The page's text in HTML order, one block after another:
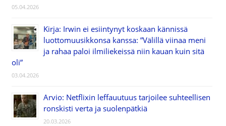
05.04.2026
Kirja: Irwin ei esiintynyt koskaan kännissä
luottomuusikkonsa kanssa: ”Välillä viinaa meni
ja rahaa paloi ilmiliekeissä niin kauan kuin sitä
oli”
03.04.2026
Arvio: Netflixin leffauutuus tarjoilee suhteellisen
ronskisti verta ja suolenpätkiä
20.03.2026